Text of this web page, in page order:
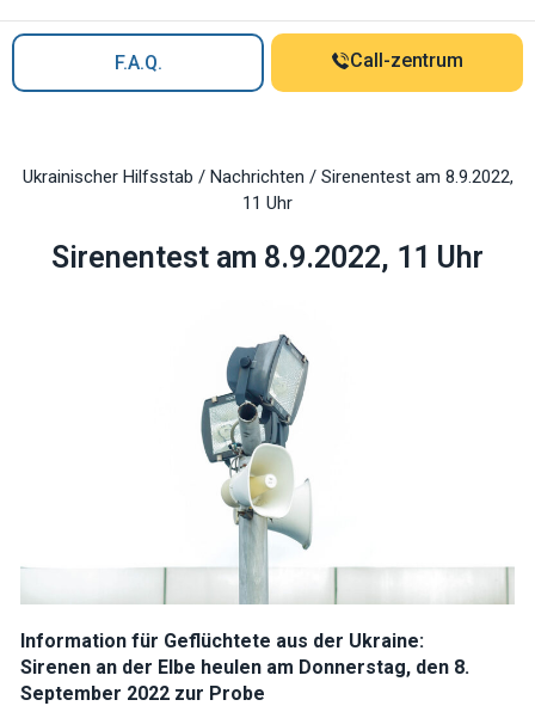
F.A.Q. Call-zentrum
Ukrainischer Hilfsstab / Nachrichten / Sirenentest am 8.9.2022,
11 Uhr
Sirenentest am 8.9.2022, 11 Uhr
Information für Geflüchtete aus der Ukraine:
Sirenen an der Elbe heulen am Donnerstag, den 8.
September 2022 zur Probe
Statistics
us to
improve the
website's